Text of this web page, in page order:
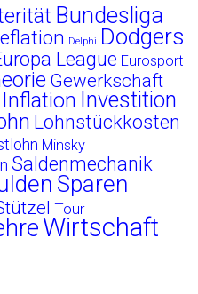
Bundesliga
Delphi Dodgers
League Eurosport
Gewerkschaft
Inflation Investition
Lohnstückkosten
Minsky
Saldenmechanik
Sparen
Tour
Wirtschaft